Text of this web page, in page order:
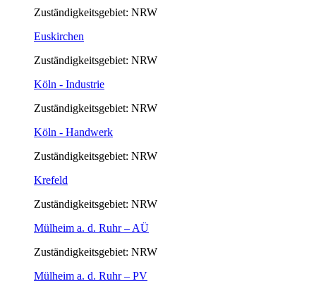
Zuständigkeitsgebiet: NRW
Euskirchen
Zuständigkeitsgebiet: NRW
Köln - Industrie
Zuständigkeitsgebiet: NRW
Köln - Handwerk
Zuständigkeitsgebiet: NRW
Krefeld
Zuständigkeitsgebiet: NRW
Mülheim a. d. Ruhr – AÜ
Zuständigkeitsgebiet: NRW
Mülheim a. d. Ruhr – PV